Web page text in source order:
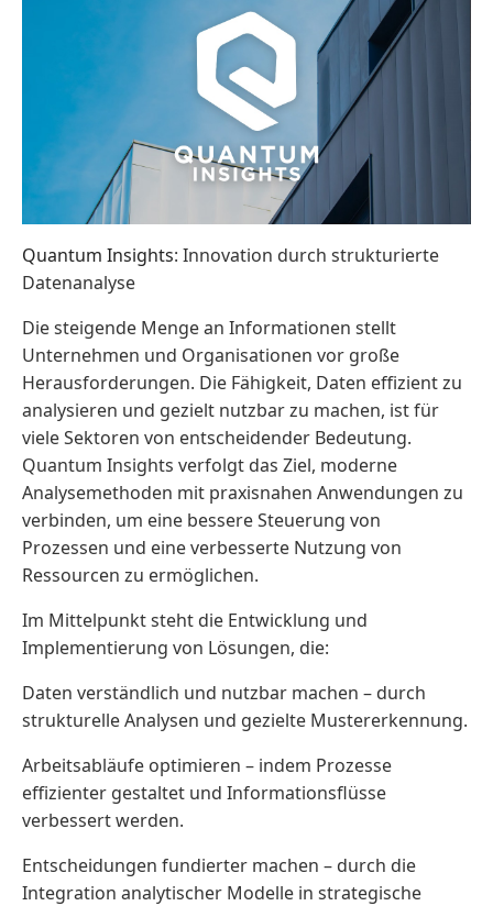
Quantum Insights: Innovation durch strukturierte
Datenanalyse
Die steigende Menge an Informationen stellt
Unternehmen und Organisationen vor große
Herausforderungen. Die Fähigkeit, Daten effizient zu
analysieren und gezielt nutzbar zu machen, ist für
viele Sektoren von entscheidender Bedeutung.
Quantum Insights verfolgt das Ziel, moderne
Analysemethoden mit praxisnahen Anwendungen zu
verbinden, um eine bessere Steuerung von
Prozessen und eine verbesserte Nutzung von
Ressourcen zu ermöglichen.
Im Mittelpunkt steht die Entwicklung und
Implementierung von Lösungen, die:
Daten verständlich und nutzbar machen – durch
strukturelle Analysen und gezielte Mustererkennung.
Arbeitsabläufe optimieren – indem Prozesse
effizienter gestaltet und Informationsflüsse
verbessert werden.
Entscheidungen fundierter machen – durch die
Integration analytischer Modelle in strategische